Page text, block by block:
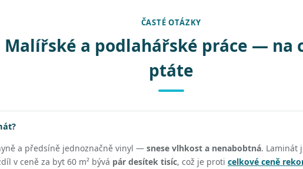
ČASTÉ OTÁZKY
Malířské a podlahářské práce — na
ptáte
a předsíně jednoznačně vinyl — snese vlhkost a nenabobtná. Laminát
v ceně za byt 60 m² bývá pár desítek tisíc, což je proti celkové ceně